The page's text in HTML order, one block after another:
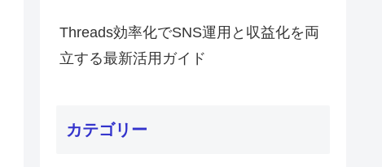
Threads効率化でSNS運用と収益化を両
立する最新活用ガイド
カテゴリー